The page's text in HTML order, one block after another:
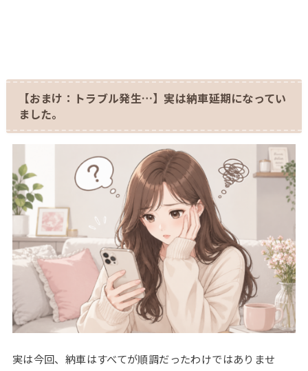
【おまけ：トラブル発生…】実は納車延期になってい
ました。
実は今回、納車はすべてが順調だったわけではありませ